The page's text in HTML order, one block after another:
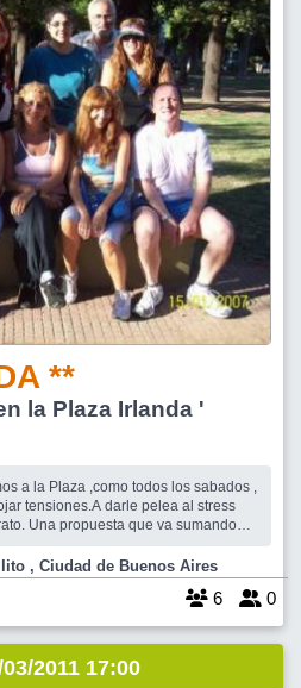
**
la Plaza Irlanda '
a la Plaza ,como todos los sabados ,
tensiones.A darle pelea al stress
Una propuesta que va sumando
Caballito , Ciudad de Buenos Aires
6 0
2011 17:00